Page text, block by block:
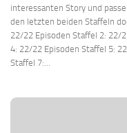
interessanten Story und
den letzten beiden Staffeln
22/22 Episoden Staffel 2: 22/
4: 22/22 Episoden Staffel 5:
Staffel 7:...